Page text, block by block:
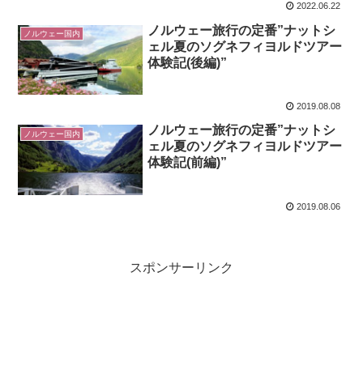
2022.06.22
ノルウェー国内
ノルウェー旅行の定番”ナットシ
ェル夏のソグネフィヨルドツアー
体験記(後編)”
2019.08.08
ノルウェー国内
ノルウェー旅行の定番”ナットシ
ェル夏のソグネフィヨルドツアー
体験記(前編)”
2019.08.06
スポンサーリンク